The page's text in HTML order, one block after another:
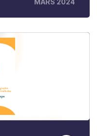
MARS 2024